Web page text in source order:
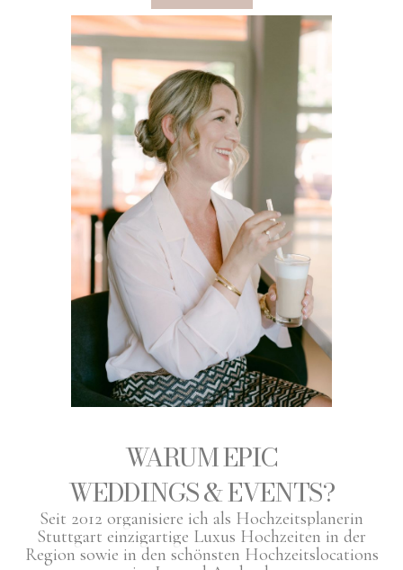
WARUM EPIC
WEDDINGS & EVENTS?
Seit 2012 organisiere ich als Hochzeitsplanerin
Stuttgart einzigartige Luxus Hochzeiten in der
Region sowie in den schönsten Hochzeitslocations